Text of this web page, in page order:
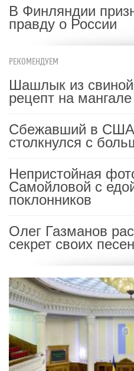
В Финляндии
правду о России
РЕКОМЕНДУЕМ
Шашлык из
рецепт на
Сбежавший в
столкнулся с
Непристойная
Самойловой с
поклонников
Олег Газманов
секрет своих песен